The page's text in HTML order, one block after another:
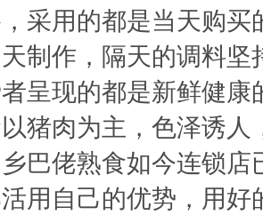
采用的都是当天购买
制作，隔天的调料坚
呈现的都是新鲜健康
猪肉为主，色泽诱人
巴佬熟食如今连锁店
用自己的优势，用好